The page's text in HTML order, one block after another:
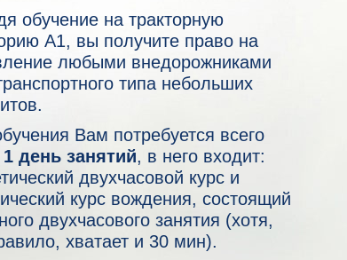
обучение на тракторную
A1, вы получите право на
любыми внедорожниками
типа небольших
Вам потребуется всего
1 день занятий, в него входит:
двухчасовой курс и
курс вождения, состоящий
двухчасового занятия (хотя,
хватает и 30 мин).